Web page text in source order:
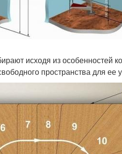
исходя из особенностей
пространства для ее